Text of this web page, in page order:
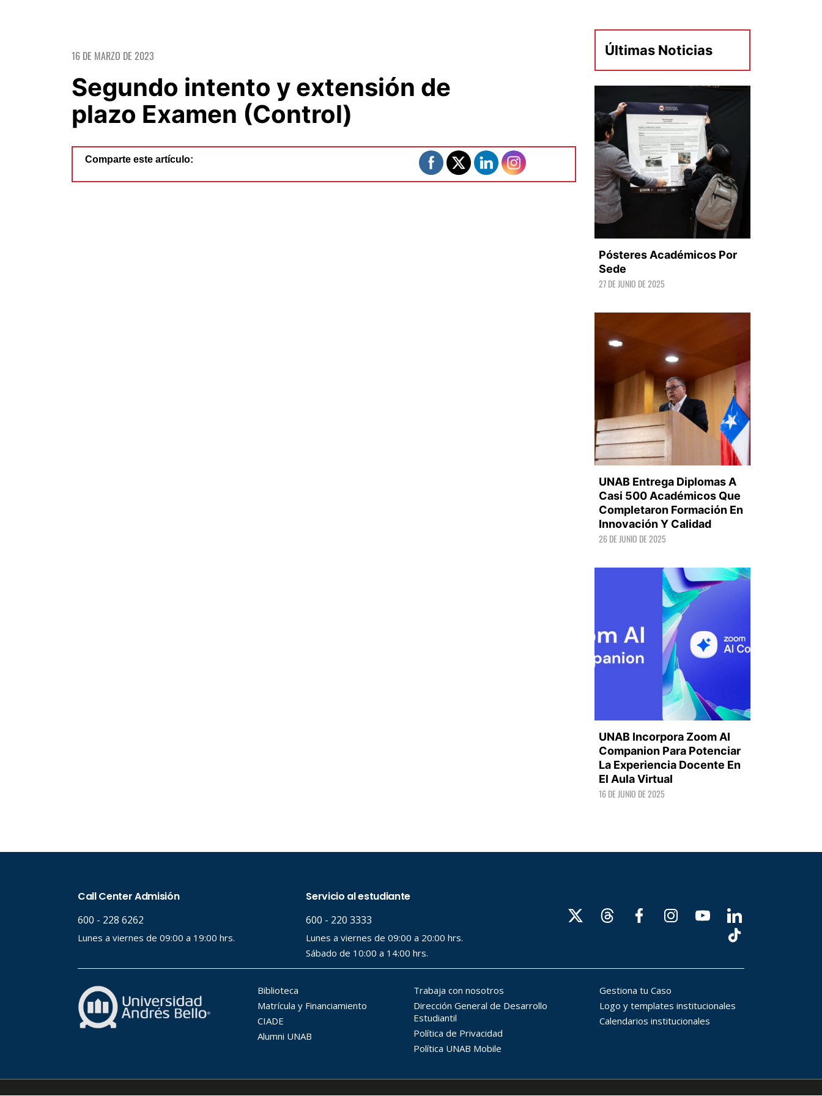
16 DE MARZO DE 2023
Segundo intento y extensión de
plazo Examen (Control)
Comparte este artículo:
Últimas Noticias
LEER +
Pósteres Académicos Por
Sede
27 DE JUNIO DE 2025
LEER +
UNAB Entrega Diplomas A
Casi 500 Académicos Que
Completaron Formación En
Innovación Y Calidad
26 DE JUNIO DE 2025
LEER +
UNAB Incorpora Zoom AI
Companion Para Potenciar
La Experiencia Docente En
El Aula Virtual
16 DE JUNIO DE 2025